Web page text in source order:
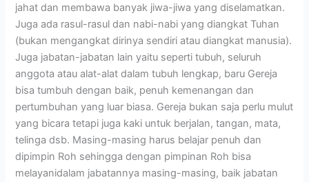
jahat dan membawa banyak jiwa-jiwa yang diselamatkan.
Juga ada rasul-rasul dan nabi-nabi yang diangkat Tuhan
(bukan mengangkat dirinya sendiri atau diangkat manusia).
Juga jabatan-jabatan lain yaitu seperti tubuh, seluruh
anggota atau alat-alat dalam tubuh lengkap, baru Gereja
bisa tumbuh dengan baik, penuh kemenangan dan
pertumbuhan yang luar biasa. Gereja bukan saja perlu mulut
yang bicara tetapi juga kaki untuk berjalan, tangan, mata,
telinga dsb. Masing-masing harus belajar penuh dan
dipimpin Roh sehingga dengan pimpinan Roh bisa
melayanidalam jabatannya masing-masing, baik jabatan